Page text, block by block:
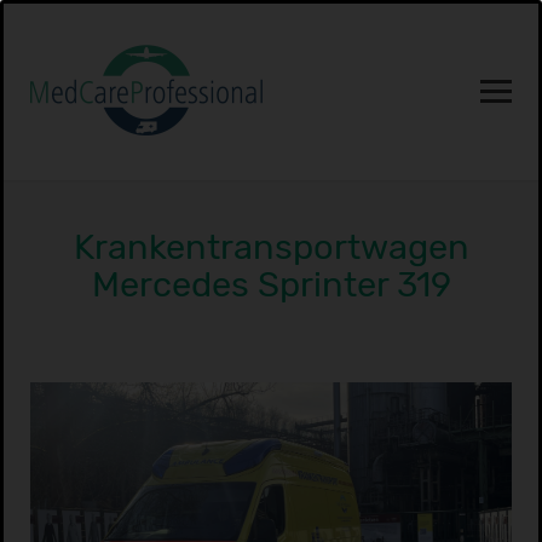
Krankentransportwagen
Mercedes Sprinter 319